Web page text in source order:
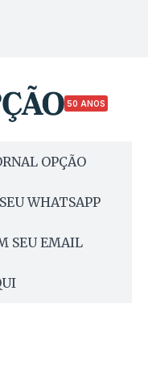
50 ANOS
OPÇÃO
WHATSAPP
SEU EMAIL